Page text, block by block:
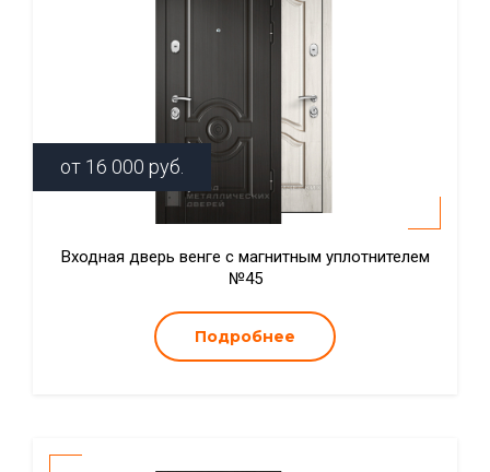
от 16 000 руб.
Входная дверь венге с магнитным уплотнителем
№45
Подробнее